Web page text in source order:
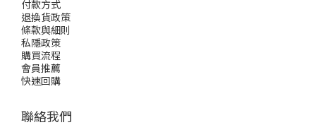
付款方式
退換貨政策
條款與細則
私隱政策
購買流程
會員推薦
快速回購
聯絡我們